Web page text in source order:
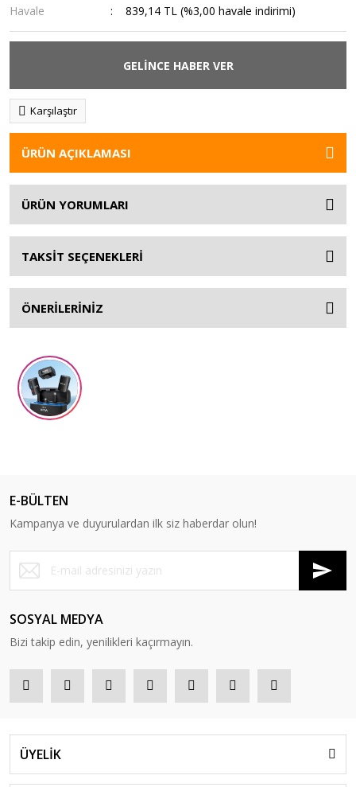
Havale
839,14 TL (%3,00 havale indirimi)
GELİNCE HABER VER
Karşılaştır
ÜRÜN AÇIKLAMASI
ÜRÜN YORUMLARI
TAKSİT SEÇENEKLERİ
ÖNERİLERİNİZ
E-BÜLTEN
Kampanya ve duyurulardan ilk siz haberdar olun!
SOSYAL MEDYA
Bizi takip edin, yenilikleri kaçırmayın.
ÜYELİK